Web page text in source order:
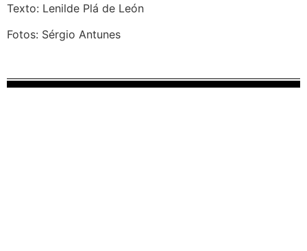
Texto: Lenilde Plá de León
Fotos: Sérgio Antunes